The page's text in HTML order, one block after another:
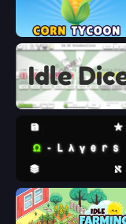
Corn Tycoon
Idle Dice
Omega Layers